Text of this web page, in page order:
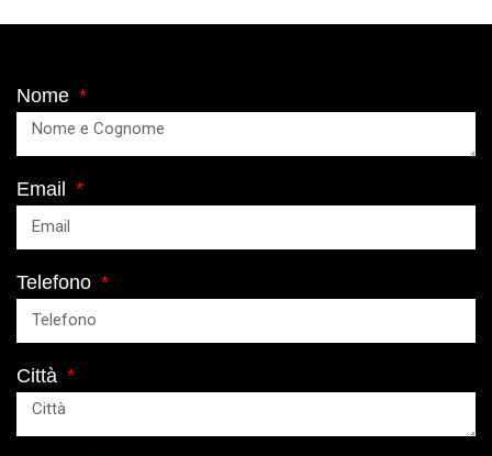
Nome
Email
Telefono
Città